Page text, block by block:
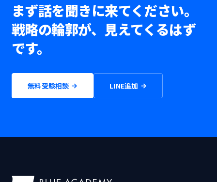
まず話を聞きに来てください。
戦略の輪郭が、見えてくるはず
です。
無料受験相談 LINE追加